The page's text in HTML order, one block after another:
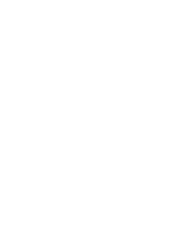
hry v tomto
protipovstaleckých
povstalců v
a menších a
a na Kypru.
aby poskytly nový
hráče, a zároveň
hraní. The British